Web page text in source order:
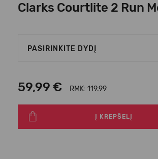
Clarks Courtlite 2 Run
PASIRINKITE DYDĮ
59,99 € RMK: 119.99
Į KREPŠELĮ